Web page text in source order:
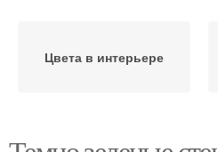
Цвета в интерьере